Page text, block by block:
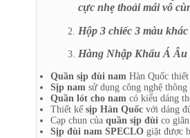
cực nhẹ thoải mái vô
Hộp 3 chiếc 3 màu
Hàng Nhập Khẩu Á Âu
Quần sịp đùi nam Hàn Quốc
Sịp nam sử dụng công nghệ
Quần lót cho nam có kiểu dáng
Thiết kế sịp Hàn Quốc với dáng
Cạp chun của quần sịp đùi co
Sịp đùi nam SPECLO giặt được